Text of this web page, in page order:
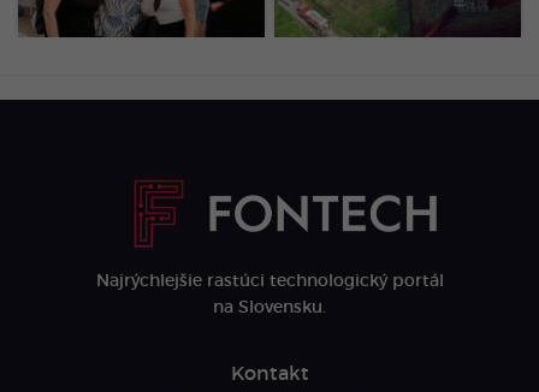
(FOTOGALÉRIA)
príčinu
Najrýchlejšie rastúci technologický portál
na Slovensku.
Kontakt